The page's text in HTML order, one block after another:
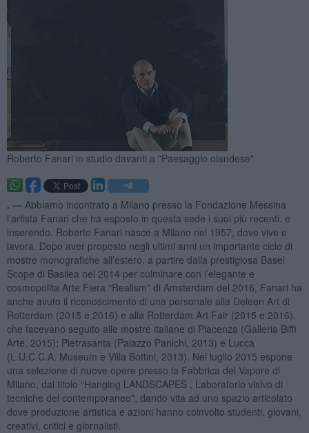
Roberto Fanari in studio davanti a "Paesaggio olandese"
. — Abbiamo incontrato a Milano presso la Fondazione Messina
l’artista Fanari che ha esposto in questa sede i suoi più recenti. e
inserendo. Roberto Fanari nasce a Milano nel 1957, dove vive e
lavora. Dopo aver proposto negli ultimi anni un importante ciclo di
mostre monografiche all’estero, a partire dalla prestigiosa Basel
Scope di Basilea nel 2014 per culminare con l’elegante e
cosmopolita Arte Fiera “Realism” di Amsterdam del 2016, Fanari ha
anche avuto il riconoscimento di una personale alla Deleen Art di
Rotterdam (2015 e 2016) e alla Rotterdam Art Fair (2015 e 2016),
che facevano seguito alle mostre italiane di Piacenza (Galleria Biffi
Arte, 2015); Pietrasanta (Palazzo Panichi, 2013) e Lucca
(L.U.C.C.A. Museum e Villa Bottini, 2013). Nel luglio 2015 espone
una selezione di nuove opere presso la Fabbrica del Vapore di
Milano, dal titolo “Hanging LANDSCAPES , Laboratorio visivo di
tecniche del contemporaneo”, dando vita ad uno spazio articolato
dove produzione artistica e azioni hanno coinvolto studenti, giovani,
creativi, critici e giornalisti.